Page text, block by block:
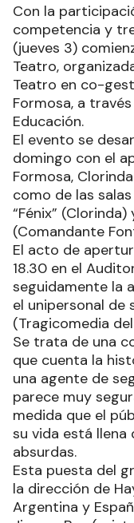
Con la
competencia y
(jueves 3)
Teatro,
Teatro en co-
Formosa, a
Educación.
El evento se
domingo con el
Formosa,
como de las salas
“Fénix”
(Comandante
El acto de
18.30 en el
seguidamente la
el unipersonal de
(Tragicomedia
Se trata de una
que cuenta la
una agente de
parece muy
medida que el
su vida está
absurdas.
Esta puesta del
la dirección de
Argentina y